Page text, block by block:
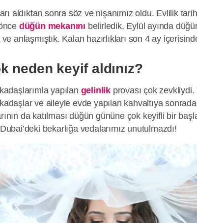
aldıktan sonra söz ve nişanımız oldu. Evlilik
düğün mekanını belirledik. Eylül ayında
anlaşmıştık. Kalan hazırlıkları son 4 ay
neden keyif aldınız?
yapılan gelinlikprovası çok zevkliydi.
ve aileyle evde yapılan kahvaltıya
da katılması düğün gününe çok keyifli bir
bekarlığa vedalarımız unutulmazdı!